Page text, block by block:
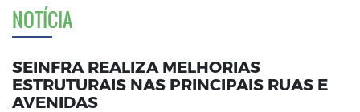
NOTÍCIA
SEINFRA REALIZA MELHORIAS
ESTRUTURAIS NAS PRINCIPAIS RUAS E
AVENIDAS